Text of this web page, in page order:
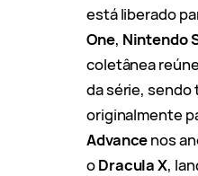
está liberado
One, Nintendo
coletânea
da série, sendo
originalmente
Advancenos
oDracula X,